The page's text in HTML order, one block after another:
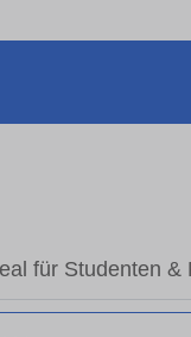
für Studenten &